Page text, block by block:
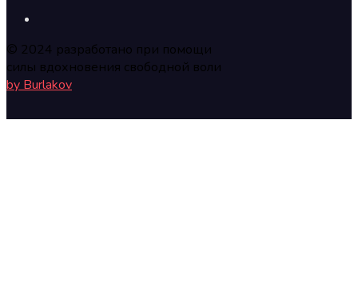
© 2024 разработано при помощи
силы вдохновения свободной воли
by Burlakov